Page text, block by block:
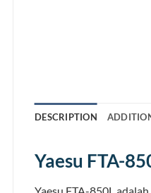
DESCRIPTION
Yaesu FTA-